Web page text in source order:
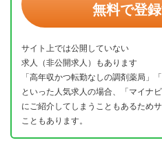
無料で登録
サイト上では公開していない
求人（非公開求人）もあります
「高年収かつ転勤なしの調剤薬局」
といった人気求人の場合、「マイナ
にご紹介してしまうこともあるため
こともあります。